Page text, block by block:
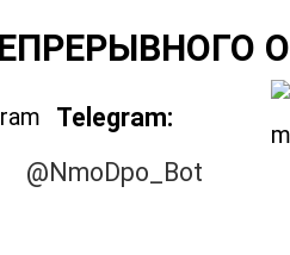
Telegram:
@NmoDpo_Bot